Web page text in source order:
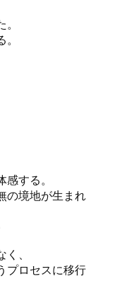
する。
の境地が生まれ
、
プロセスに移行